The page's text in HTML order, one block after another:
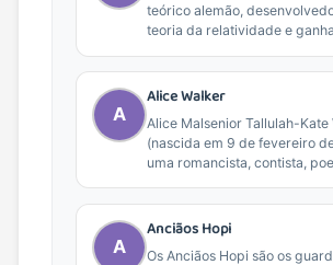
teórico alemão,
teoria da relatividade e
A
Alice Walker
Alice Malsenior Tallulah-Kate
(nascida em 9 de fevereiro
uma romancista, contista,
A
Anciãos Hopi
Os Anciãos Hopi são os